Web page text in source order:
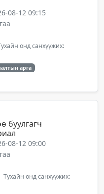
08-12 09:15
онд санхүүжих:
арга
буулгагч
08-12 09:00
Тухайн онд санхүүжих: